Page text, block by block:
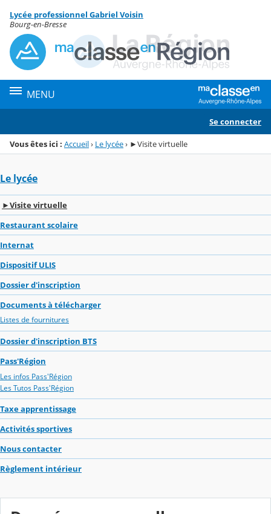
Menu de la rubrique
Contenu
Lycée professionnel Gabriel Voisin
Bourg-en-Bresse
MENU
Se connecter
Vous êtes ici : Accueil› Le lycée› ►Visite virtuelle
Le lycée
►Visite virtuelle
Restaurant scolaire
Internat
Dispositif ULIS
Dossier d'inscription
Documents à télécharger
Listes de fournitures
Dossier d'inscription BTS
Pass'Région
Les infos Pass'Région
Les Tutos Pass'Région
Taxe apprentissage
Activités sportives
Nous contacter
Règlement intérieur